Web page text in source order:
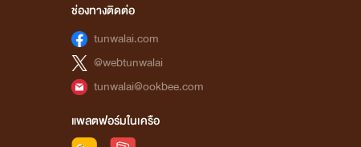
ช่องทางติดต่อ
tunwalai.com
@webtunwalai
tunwalai@ookbee.com
แพลตฟอร์มในเครือ